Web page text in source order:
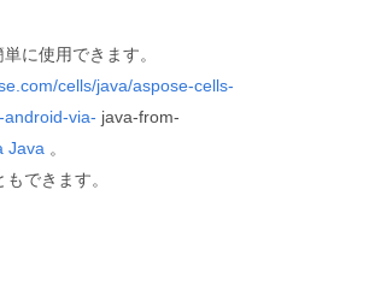
に使用できます。
cells/java/aspose-cells-
via- java-from-
Java 。
できます。